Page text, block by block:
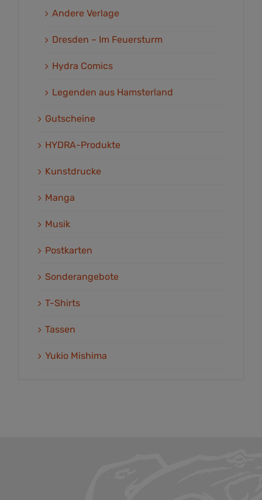
Andere Verlage
Dresden – Im Feuersturm
Hydra Comics
Legenden aus Hamsterland
Gutscheine
HYDRA-Produkte
Kunstdrucke
Manga
Musik
Postkarten
Sonderangebote
T-Shirts
Tassen
Yukio Mishima